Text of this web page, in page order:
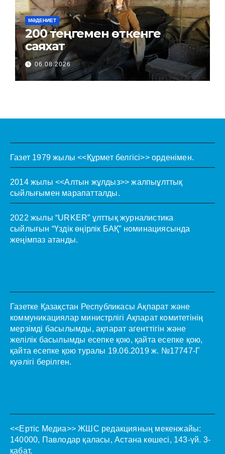
МӘДЕНИЕТ
200 теңгемен өткенге
саяхат
06.08.2026
Газет 1979 жылы <<Құрмет белгісі>> орденімен.
2014 жылы <<Алтын жұлдыз>> жалпыұлттық
сыйлығымен марапатталды.
2022 жылы “URKER” ұлттық журналистика
сыйлығын “Үздік өңірлік БАҚ” номинациясында
жеңімпаз атанды.
Газетке Қазақстан Республикасы Ақпарат және
коммуникациялар министрлігі Ақпарат комитетінің
мерзімді басылымды, ақпарат агенттігін және
желілік басылымды есепке қою, қайта есепке қою,
қайта есепке қою туралы 19.06.2019 ж. №17747-Г
куәлігі берілген.
<<Ертіс Медиа>> ЖШС редакцияның мекенжайы:
140000, Павлодар қаласы, Астана көшесі, 143-үй. 3-
қабат.